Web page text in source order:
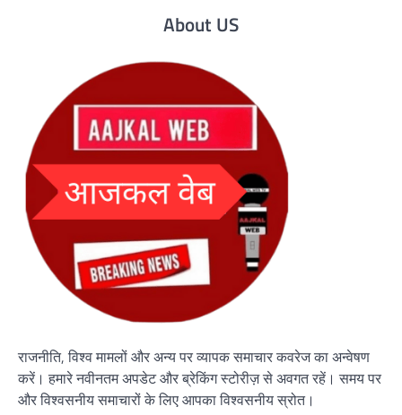
About US
राजनीति, विश्व मामलों और अन्य पर व्यापक समाचार कवरेज का अन्वेषण
करें। हमारे नवीनतम अपडेट और ब्रेकिंग स्टोरीज़ से अवगत रहें। समय पर
और विश्वसनीय समाचारों के लिए आपका विश्वसनीय स्रोत।